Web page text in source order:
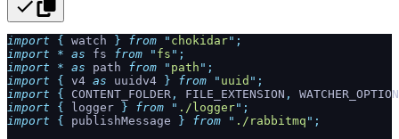
import { watch } from " chokidar" ;
import * as fs from " fs " ;
import * as path from " path " ;
import { v4 as uuidv4 } from " uuid " ;
import { CONTENT_FOLDER , FILE_EXTENSION ,
import { logger } from " ./logger" ;
import { publishMessage } from " ./rabbitmq " ;